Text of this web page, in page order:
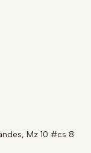
Mz 10 #cs 8